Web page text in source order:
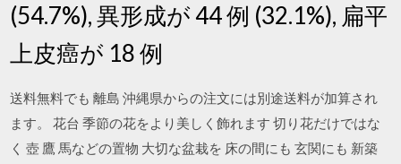
(54.7%), 異形成が 44 例 (32.1%), 扁平
上皮癌が 18 例
送料無料でも 離島 沖縄県からの注文には別途送料が加算され
ます。 花台 季節の花をより美しく飾れます 切り花だけではな
く 壺 鷹 馬などの置物 大切な盆栽を 床の間にも 玄関にも 新築